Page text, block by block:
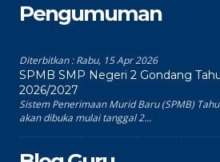
Pengumuman
Diterbitkan :Rabu, 15 Apr 2026
SPMB SMP Negeri 2 Gondang
2026/2027
Sistem Penerimaan Murid Baru (SPMB)
akan dibuka mulai tanggal 2...